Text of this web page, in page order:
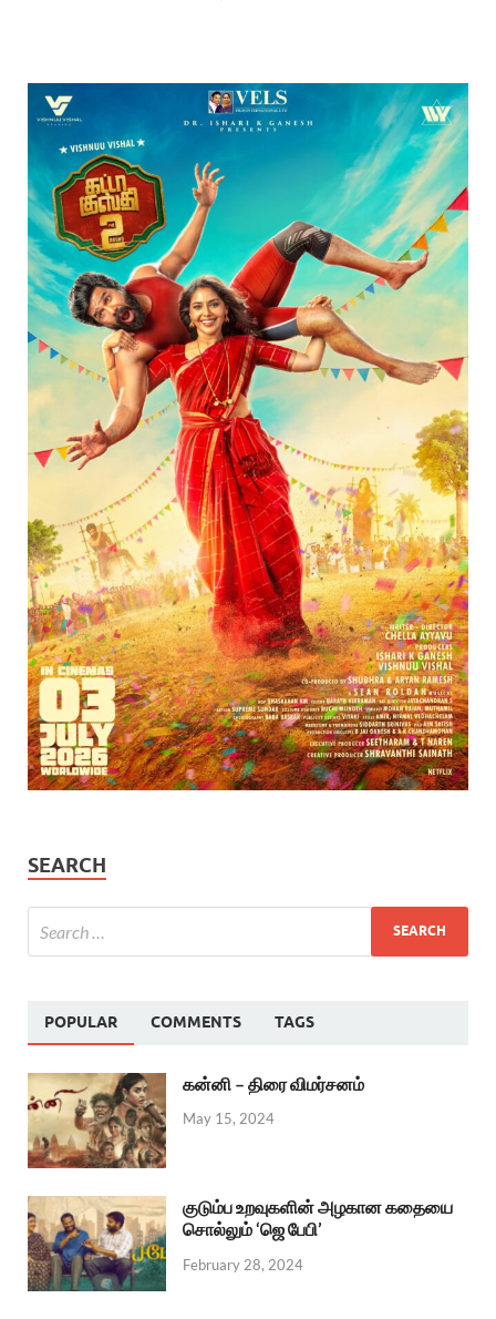
SEARCH
POPULAR COMMENTS TAGS
கன்னி – திரை விமர்சனம்
May 15, 2024
குடும்ப உறவுகளின் அழகான கதையை
சொல்லும் ‘ஜெ பேபி’
February 28, 2024